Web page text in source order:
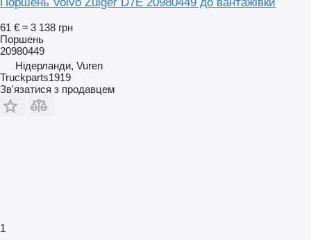
61 € ≈ 3 138 грн
Поршень
20980449
Нідерланди, Vuren
Truckparts1919
Зв'язатися з продавцем
1